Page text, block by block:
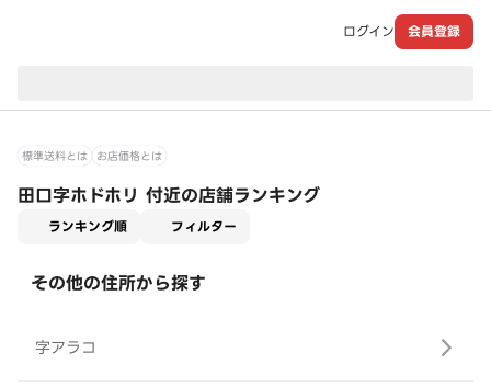
ログイン 会員登録
標準送料とは お店価格とは
田口字ホドホリ 付近の店舗ランキング
ランキング順 フィルター
その他の住所から探す
字アラコ